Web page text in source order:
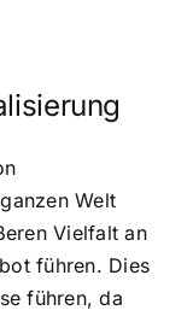
Welt
Vielfalt an
führen. Dies
führen, da